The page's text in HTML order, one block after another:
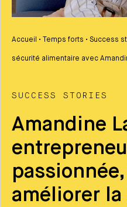
Accueil • Temps forts • Success
sécurité alimentaire avec
SUCCESS STORIES
Amandine
améliorer